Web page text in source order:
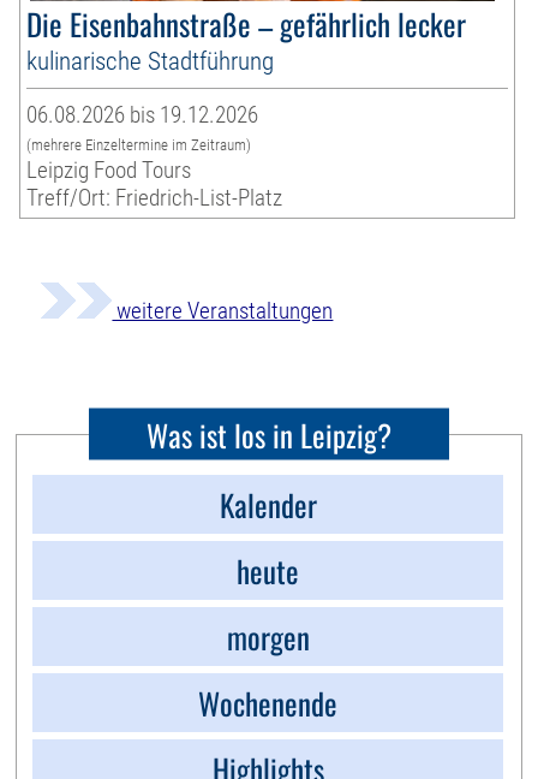
Die Eisenbahnstraße – gefährlich lecker
kulinarische Stadtführung
06.08.2026 bis 19.12.2026
(mehrere Einzeltermine im Zeitraum)
Leipzig Food Tours
Treff/Ort: Friedrich-List-Platz
weitere Veranstaltungen
Was ist los in Leipzig?
Kalender
heute
morgen
Wochenende
Highlights